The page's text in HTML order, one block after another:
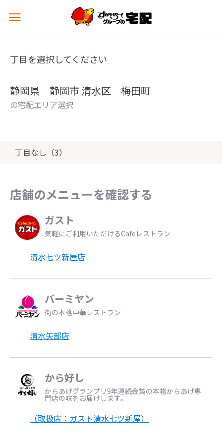
メ
ュ
を
丁目を選択してください
静岡県 静岡市 清水区 梅田町
の宅配エリア選択
丁目なし（3）
店舗のメニューを確認する
ガスト
気軽にご利用いただけるCafeレストラン
清水七ツ新屋店
バーミヤン
街の本格中華レストラン
清水矢部店
から好し
からあげグランプリ9年連続金賞の本格からあげ専
門店の味をお届けします。
（取扱店：ガスト清水七ツ新屋）